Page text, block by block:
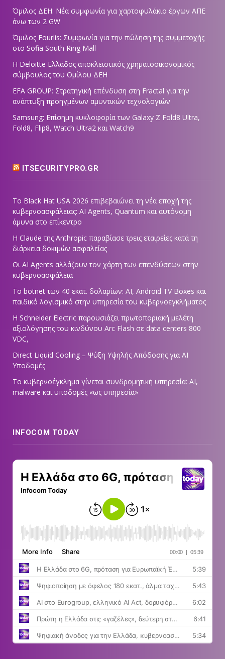
Όμιλος ΔΕΗ: Νέα συμφωνία για χαρτοφυλάκιο έργων ΑΠΕ
άνω των 2 GW
Όμιλος Fourlis: Συμφωνία για την πώληση της συμμετοχής
στο Sofia South Ring Mall
Η Deloitte Ελλάδος αποκλειστικός χρηματοοικονομικός
σύμβουλος του Ομίλου ΔΕΗ
EFA GROUP: Στρατηγική επένδυση στη Fractal για την
ανάπτυξη προηγμένων αμυντικών τεχνολογιών
Samsung: Επίσημη κυκλοφορία των Galaxy Z Fold8 Ultra,
Fold8, Flip8, Watch Ultra2 και Watch9
ITSECURITYPRO.GR
Το Black Hat USA 2026 επιβεβαιώνει τη νέα εποχή της
κυβερνοασφάλειας: AI Agents, Quantum και αυτόνομη
άμυνα στο επίκεντρο
Η Claude της Anthropic παραβίασε τρεις εταιρείες κατά τη
διάρκεια δοκιμών ασφαλείας
Οι AI Agents αλλάζουν τον χάρτη των επενδύσεων στην
κυβερνοασφάλεια
Το botnet των 40 εκατ. δολαρίων: AI, Android TV Boxes και
παιδικό λογισμικό στην υπηρεσία του κυβερνοεγκλήματος
Η Schneider Electric παρουσιάζει πρωτοποριακή μελέτη
αξιολόγησης του κινδύνου Arc Flash σε data centers 800
VDC,
Direct Liquid Cooling – Ψύξη Υψηλής Απόδοσης για AI
Υποδομές
Το κυβερνοέγκλημα γίνεται συνδρομητική υπηρεσία: AI,
malware και υποδομές «ως υπηρεσία»
INFOCOM TODAY